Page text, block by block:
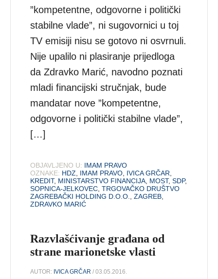
”kompetentne, odgovorne i politički
stabilne vlade”, ni sugovornici u toj
TV emisiji nisu se gotovo ni osvrnuli.
Nije upalilo ni plasiranje prijedloga
da Zdravko Marić, navodno poznati
mladi financijski stručnjak, bude
mandatar nove ”kompetentne,
odgovorne i politički stabilne vlade”,
[…]
OBJAVLJENO U: IMAM PRAVO
OZNAKE: HDZ IMAM PRAVO IVICA GRČAR
KREDIT, MINISTARSTVO FINANCIJA MOST,SDP,
SOPNICA-JELKOVEC ,TRGOVAČKO DRUŠTVO
ZAGREBAČKI HOLDING D.O.O.
,ZAGREB
ZDRAVKO MARIĆ
Razvlašćivanje građana od
strane marionetske vlasti
AUTOR: IVICA GRČAR / 03.05.2016.